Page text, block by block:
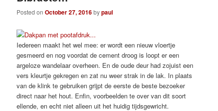
Posted onOctober 27, 2016bypaul
Iedereen maakt het wel mee: er wordt een nieuw vloertje
gesmeerd en nog voordat de cement droog is loopt er een
argeloze wandelaar overheen. En de oude deur had zojuist een
vers kleurtje gekregen en zat nu weer strak in de lak. In plaats
van de klink te gebruiken grijpt de eerste de beste bezoeker
direct naar het hout. Enfin, voorbeelden te over van dit soort
ellende, en echt niet alleen uit het huidig tijdsgewricht.